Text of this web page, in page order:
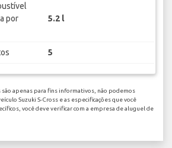
por
5.2 l
5
são apenas para fins informativos, não podemos
Suzuki S-Cross e as especificações que você
você deve verificar com a empresa de aluguel de